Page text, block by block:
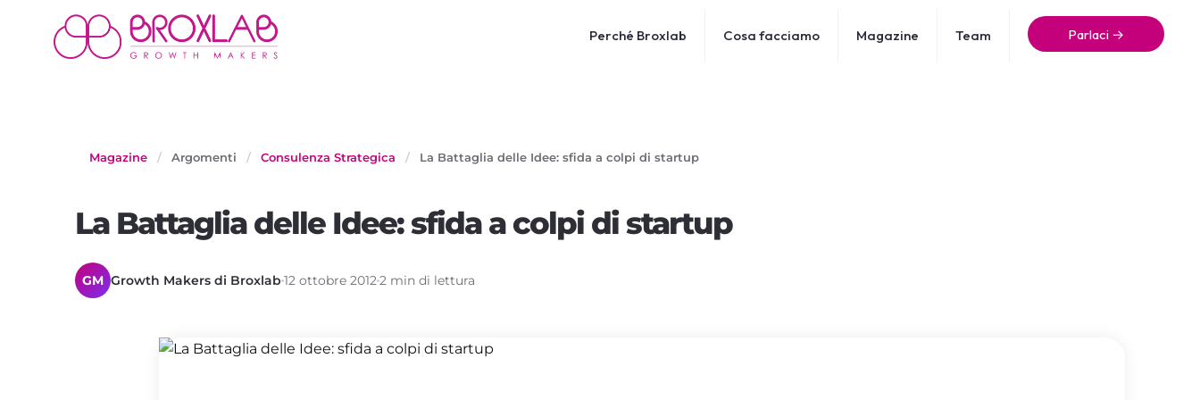
Perché Broxlab Cosa facciamo Magazine Team Parlaci →
Magazine / Argomenti / Consulenza Strategica / La Battaglia delle Idee: sfida a colpi di startup
La Battaglia delle Idee: sfida a colpi di startup
GM Growth Makers di Broxlab 12 ottobre 20122 min di lettura